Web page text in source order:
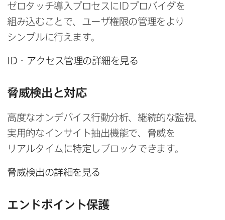
ゼロタッチ導入プロセスに IDプロバイダを​
組み込むことで、​ユーザ権限の​管理を​より​
シンプルに​行えます。
ID ・アクセス管理の​詳細を​見る
脅威検出と​対応
高度な​オンデバイス行動分析、​継続的な​監視、​
実用的な​インサイト抽出機能で、​脅威を​
リアルタイムに​特定しブロックできます。
脅威検出の​詳細を​見る
エンドポイント保護